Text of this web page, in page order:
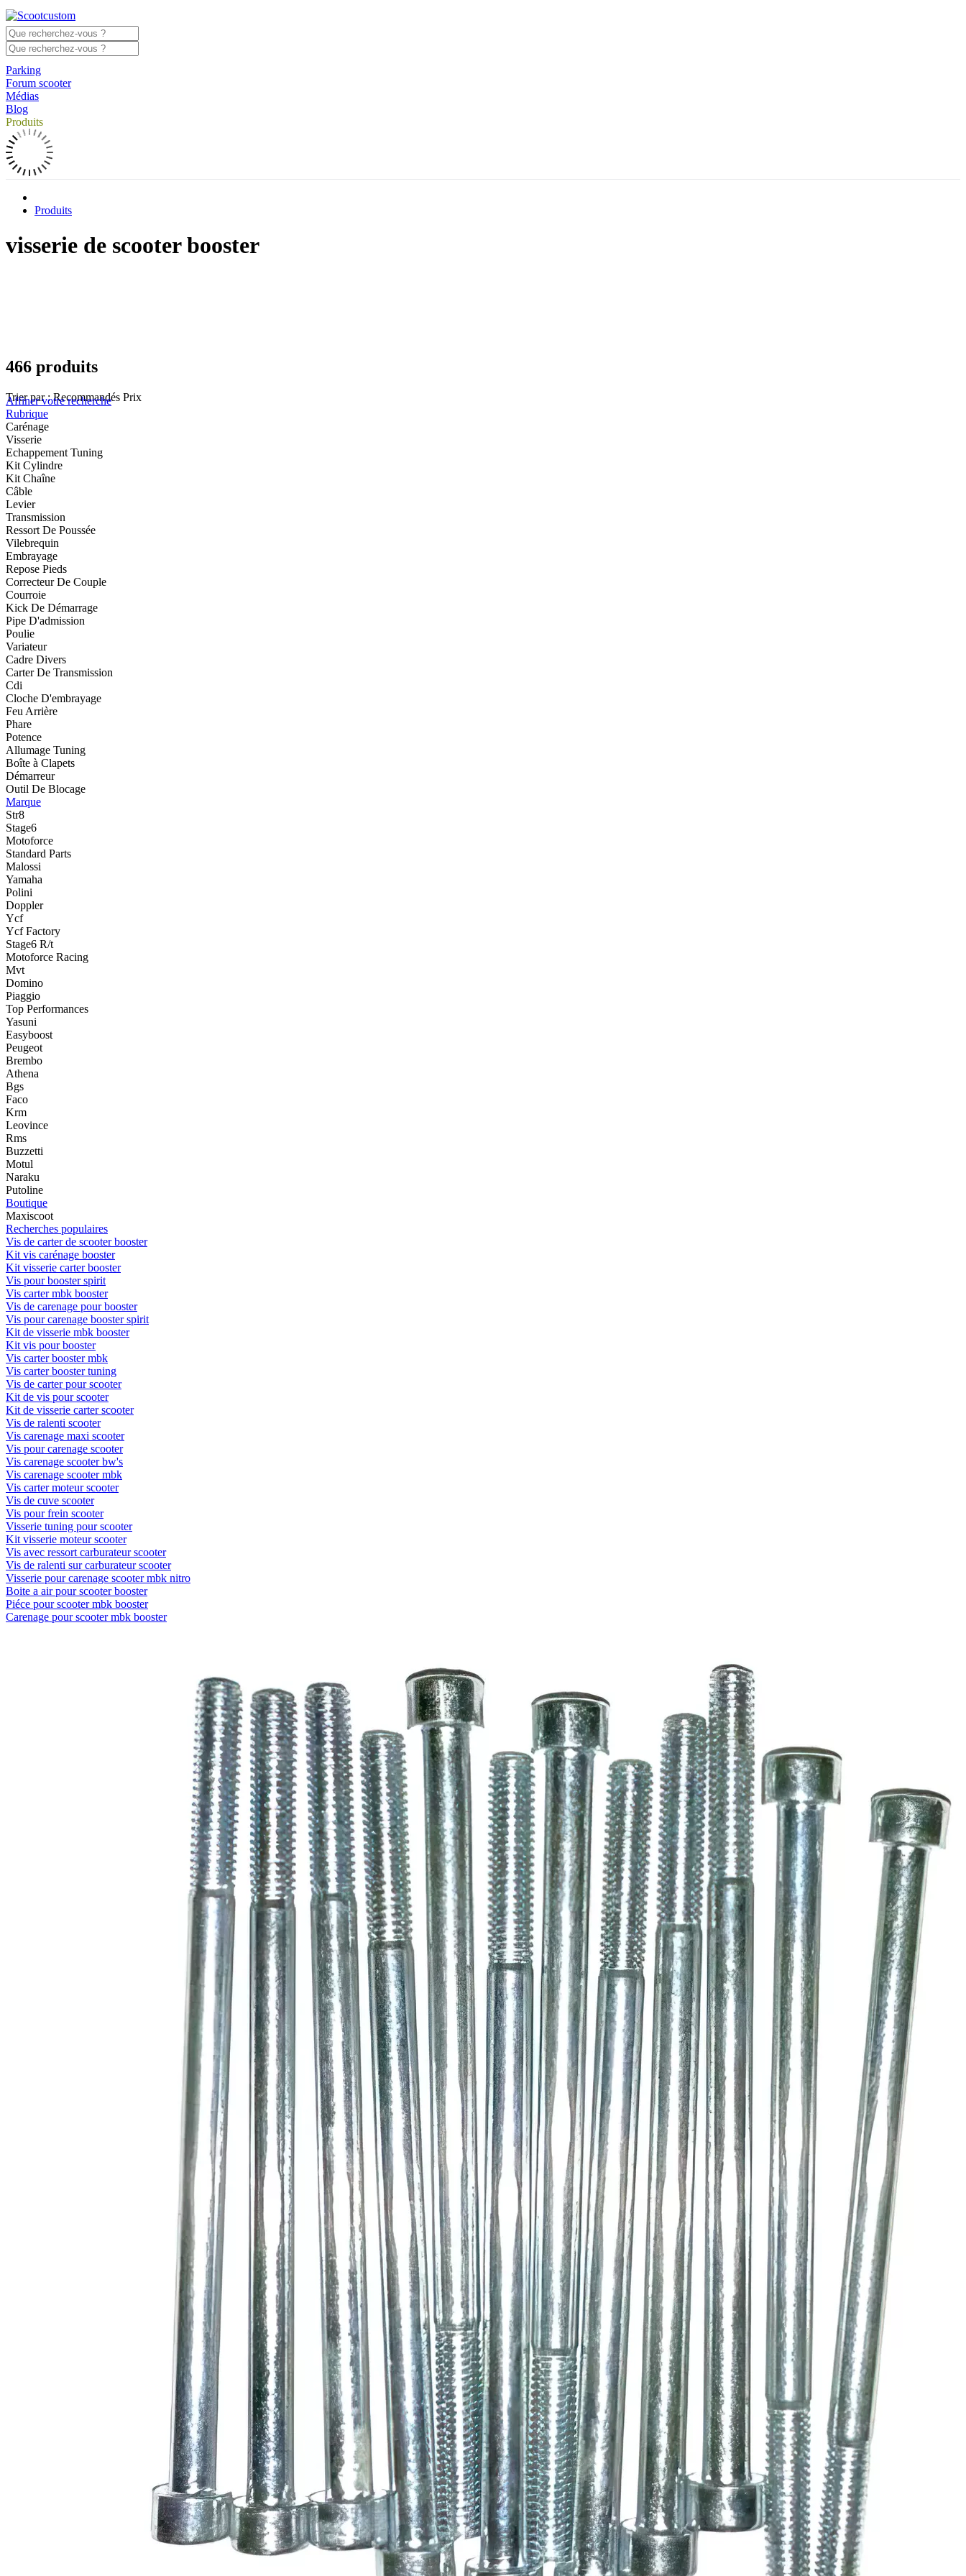
Parking
Forum scooter
Médias
Blog
Produits
Produits
visserie de scooter booster
466 produits
Trier par : Recommandés Prix
Affiner votre recherche
Rubrique
Carénage
Visserie
Echappement Tuning
Kit Cylindre
Kit Chaîne
Câble
Levier
Transmission
Ressort De Poussée
Vilebrequin
Embrayage
Repose Pieds
Correcteur De Couple
Courroie
Kick De Démarrage
Pipe D'admission
Poulie
Variateur
Cadre Divers
Carter De Transmission
Cdi
Cloche D'embrayage
Feu Arrière
Phare
Potence
Allumage Tuning
Boîte à Clapets
Démarreur
Outil De Blocage
Marque
Str8
Stage6
Motoforce
Standard Parts
Malossi
Yamaha
Polini
Doppler
Ycf
Ycf Factory
Stage6 R/t
Motoforce Racing
Mvt
Domino
Piaggio
Top Performances
Yasuni
Easyboost
Peugeot
Brembo
Athena
Bgs
Faco
Krm
Leovince
Rms
Buzzetti
Motul
Naraku
Putoline
Boutique
Maxiscoot
Recherches populaires
Vis de carter de scooter booster
Kit vis carénage booster
Kit visserie carter booster
Vis pour booster spirit
Vis carter mbk booster
Vis de carenage pour booster
Vis pour carenage booster spirit
Kit de visserie mbk booster
Kit vis pour booster
Vis carter booster mbk
Vis carter booster tuning
Vis de carter pour scooter
Kit de vis pour scooter
Kit de visserie carter scooter
Vis de ralenti scooter
Vis carenage maxi scooter
Vis pour carenage scooter
Vis carenage scooter bw's
Vis carenage scooter mbk
Vis carter moteur scooter
Vis de cuve scooter
Vis pour frein scooter
Visserie tuning pour scooter
Kit visserie moteur scooter
Vis avec ressort carburateur scooter
Vis de ralenti sur carburateur scooter
Visserie pour carenage scooter mbk nitro
Boite a air pour scooter booster
Piéce pour scooter mbk booster
Carenage pour scooter mbk booster